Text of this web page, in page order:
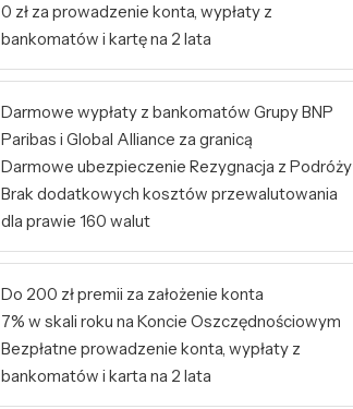
0 zł za prowadzenie konta, wypłaty z
bankomatów i kartę na 2 lata
Darmowe wypłaty z bankomatów Grupy BNP
Paribas i Global Alliance za granicą
Darmowe ubezpieczenie Rezygnacja z Podróży
Brak dodatkowych kosztów przewalutowania
dla prawie 160 walut
Do 200 zł premii za założenie konta
7% w skali roku na Koncie Oszczędnościowym
Bezpłatne prowadzenie konta, wypłaty z
bankomatów i karta na 2 lata